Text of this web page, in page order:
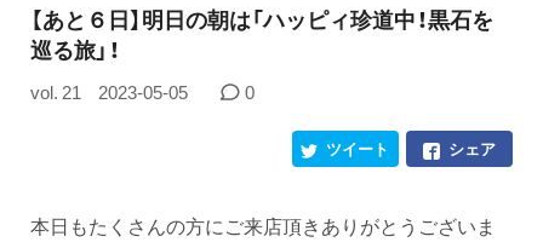
【あと６日】明日の朝は「ハッピィ珍道中！黒石を
巡る旅」！
vol. 21 2023-05-05 0
シェア
ツイート
本日もたくさんの方にご来店頂きありがとうございま